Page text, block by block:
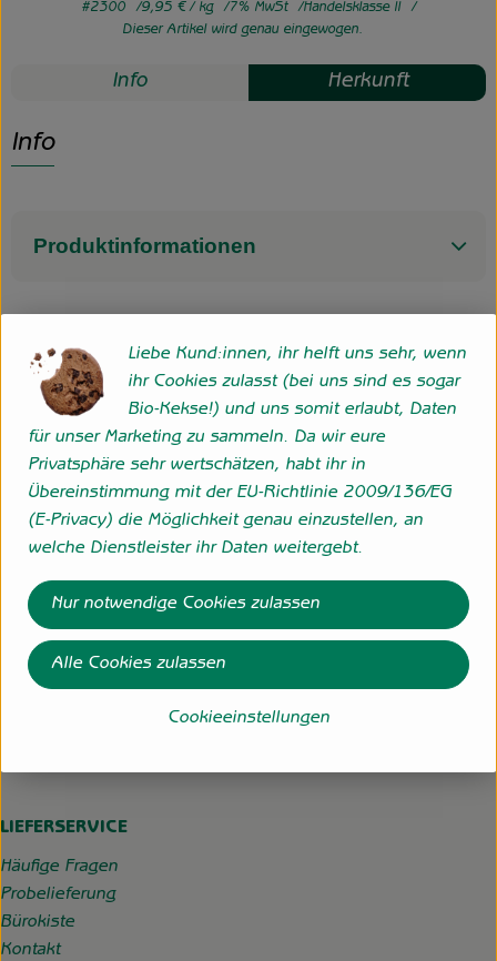
#2300 9,95 €/ kg 7% MwSt
Handelsklasse II
Dieser Artikel wird genau eingewogen.
Info Herkunft
Info
Produktinformationen
Herkunft
Italien
Folge uns
Externer Link zu https://www.instagram.com/
Externer Link zu https://wp.solawi-
Hofgemeinschaft Grummersort
Hauptmoorweg 3
27798 Hude
info@hofgemeinschaft-grummersort.de
LIEFERSERVICE
Häufige Fragen
Probelieferung
Bürokiste
Kontakt
Liebe Kund:innen, ihr helft uns sehr, wenn
ihr Cookies zulasst (bei uns sind es sogar
Bio-Kekse!) und uns somit erlaubt, Daten
für unser Marketing zu sammeln. Da wir eure
Privatsphäre sehr wertschätzen, habt ihr in
Übereinstimmung mit der EU-Richtlinie 2009/136/EG
(E-Privacy) die Möglichkeit genau einzustellen, an
welche Dienstleister ihr Daten weitergebt.
Cookieeinstellungen
Nur notwendige Cookies zulassen
Alle Cookies zulassen